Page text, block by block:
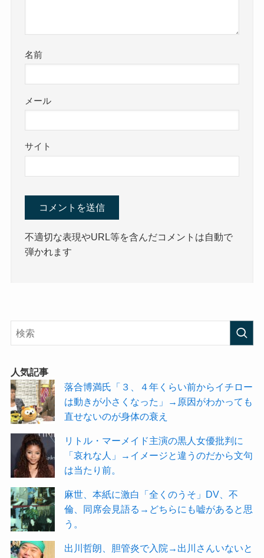
名前
メール
サイト
不適切な表現やURL等を含んだコメントは自動で
弾かれます
人気記事
落合博満氏「３、４年くらい前からイチロー
は動きが小さくなった」→原因がわかっても
直せないのが身体の衰え
リトル・マーメイド主演の黒人女優批判に
「哀れな人」→イメージと違うのだから文句
は当たり前。
麻世、本紙に激白「全くのうそ」DV、不
倫、同席会見語る→どちらにも嘘があると思
う。
出川哲朗、胆管炎で入院→出川さんいないと